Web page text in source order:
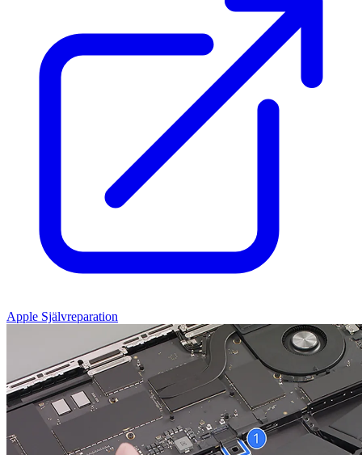
Apple Självreparation